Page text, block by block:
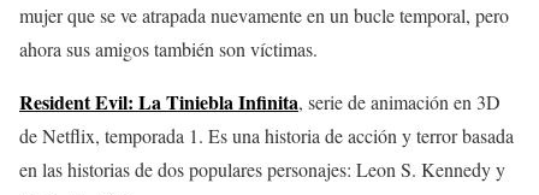
mujer que se ve atrapada nuevamente en un bucle temporal, pero
ahora sus amigos también son víctimas.
Resident Evil: La Tiniebla Infinita, serie de animación en 3D
de Netflix, temporada 1. Es una historia de acción y terror basada
en las historias de dos populares personajes: Leon S. Kennedy y